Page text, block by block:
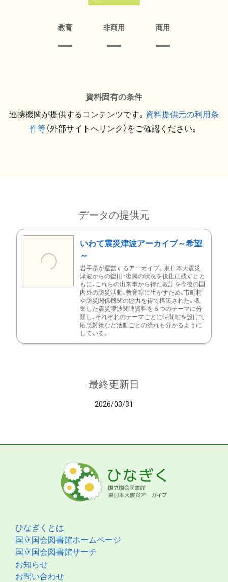
教育 非商用 商用
資料固有の条件
連携機関が提供するコンテンツです。 資料提供元の利用条
件等（外部サイトへリンク）をご確認ください。
データの提供元
いわて震災津波アーカイブ～希望
～
岩手県が運営するアーカイブ。東日本大震災
津波からの復旧・復興の状況を後世に残すとと
もに、これらの出来事から得た教訓を今後の国
内外の防災活動、教育等に生かすため、市町村
や防災関係機関の協力を得て構築された。収
集した震災津波関連資料を６つのテーマに分
類し、それぞれのテーマごとに時間軸を設けて
応急対策など活動ごとの流れも分かるように
している。
最終更新日
2026/03/31
ひなぎくとは
国立国会図書館ホームページ
国立国会図書館サーチ
お知らせ
お問い合わせ